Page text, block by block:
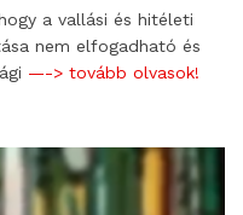
a vallási és hitéleti
nem elfogadható és
—-> tovább olvasok!